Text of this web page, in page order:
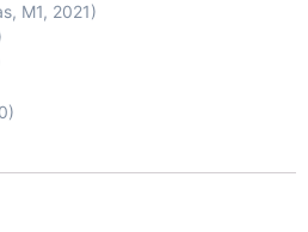
M1, 2021)